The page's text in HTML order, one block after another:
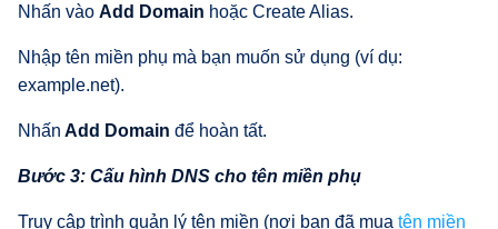
Nhấn vào Add Domain hoặc Create Alias.
Nhập tên miền phụ mà bạn muốn sử dụng (ví dụ:
example.net).
Nhấn Add Domain để hoàn tất.
Bước 3: Cấu hình DNS cho tên miền phụ
Truy cập trình quản lý tên miền (nơi bạn đã mua tên miền